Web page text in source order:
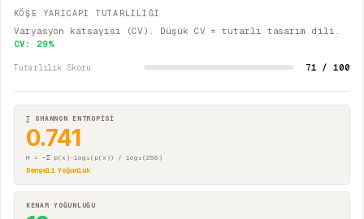
KÖŞE YARICAPI TUTARLILIĞI
Varyasyon katsayısı (CV). Düşük CV = tutarlı tasarım dili.
CV: 29%
Tutarlılık Skoru 71 / 100
∑ SHANNON ENTROPİSİ
0.741
H = −Σ p(x)·log₂(p(x)) / log₂(256)
Dengeli Yoğunluk
KENAR YOĞUNLUĞU